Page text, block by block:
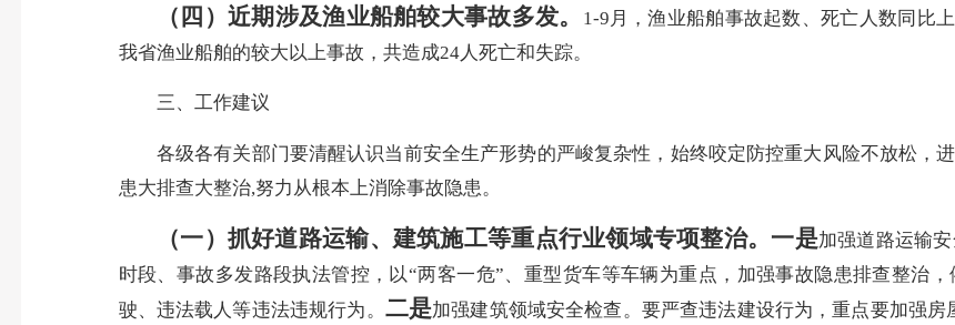
（四）近期涉及渔业船舶较大事故多发。
1-9月，渔业船舶事故起数、死亡人数同比
我省渔业船舶的较大以上事故，共造成24人死亡和失踪。
三、工作建议
各级各有关部门要清醒认识当前安全生产形势的严峻复杂性，始终咬定防控重大风险不放松，
患大排查大整治,努力从根本上消除事故隐患。
（一）抓好道路运输、建筑施工等重点行业领域专项整治。 一是加强道路运输
时段、事故多发路段执法管控，以“两客一危”、重型货车等车辆为重点，加强事故隐患排查整治
驶、违法载人等违法违规行为。 二是加强建筑领域安全检查。要严查违法建设行为，重点要加强